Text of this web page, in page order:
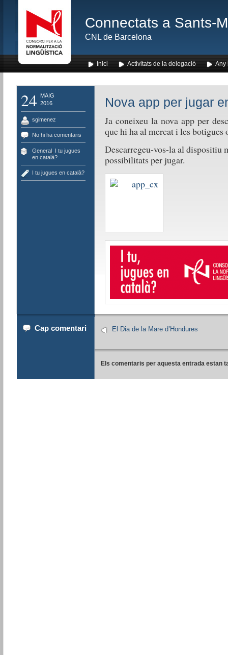
Connectats a Sants-
CNL de Barcelona
Inici Activitats de la delegació Any
24
MAIG
2016
sgimenez
No hi ha comentaris
General, I tu jugues
en català?
I tu jugues en català?
Nova app per jugar
Ja coneixeu la nova app per
que hi ha al mercat i les botigues
Descarregeu-vos-la al dispositiu
possibilitats per jugar.
Cap comentari El Dia de la Mare d’Hondures
Els comentaris per aquesta entrada estan